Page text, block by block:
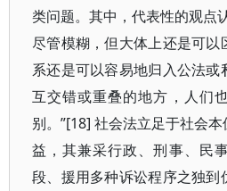
类问题。其中，代表性的观点
尽管模糊，但大体上还是可以
系还是可以容易地归入公法或
互交错或重叠的地方，人们
别。”[18] 社会法立足于社会
益，其兼采行政、刑事、民
段、援用多种诉讼程序之独到